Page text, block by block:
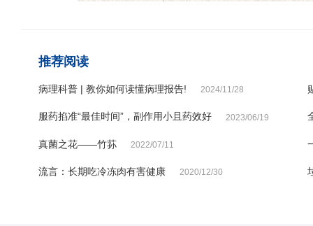
推荐阅读
病理科普 | 教你如何读懂病理报告! 2024/11/28
服药掐准“最佳时间”，副作用小且药效好 2023/06/19
真菌之花——竹荪 2022/07/11
流言：长期吃冷冻肉有害健康 2020/12/30